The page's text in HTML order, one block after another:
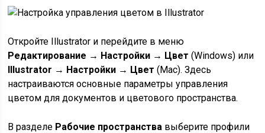
Откройте Illustrator и перейдите в меню
Редактирование → Настройки → Цвет (Windows) или
Illustrator → Настройки → Цвет (Mac). Здесь
настраиваются основные параметры управления
цветом для документов и цветового пространства.
В разделе Рабочие пространства выберите профили